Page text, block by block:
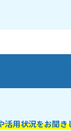
活用状況をお聞き